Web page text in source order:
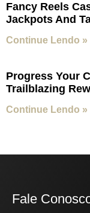
Fancy Reels
Jackpots And
Continue Lendo »
Progress Your
Trailblazing
Continue Lendo »
Fale